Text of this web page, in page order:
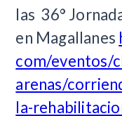
las 36°
en Magallanes
com/eventos/
arenas/
la-